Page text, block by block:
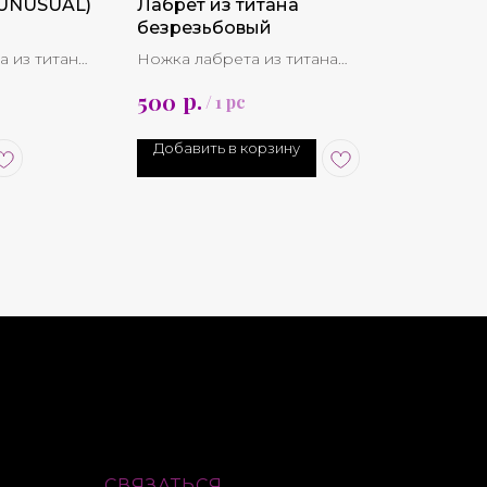
из титана
Лабрет из титана
безрезьбовый
Ножка лабрета из титана
500 р./1 pc
Добавить в корзину